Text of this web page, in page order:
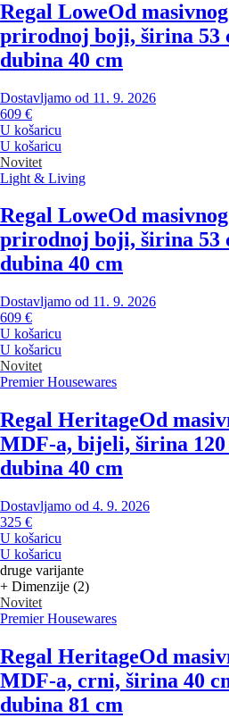
Regal LoweOd
prirodnoj boji, širina 53
dubina 40 cm
Dostavljamo od 11. 9. 2026
609 €
U košaricu
U košaricu
Novitet
Light & Living
Regal LoweOd
prirodnoj boji, širina 53
dubina 40 cm
Dostavljamo od 11. 9. 2026
609 €
U košaricu
U košaricu
Novitet
Premier Housewares
Regal HeritageOd
MDF-a, bijeli, širina 120
dubina 40 cm
Dostavljamo od 4. 9. 2026
325 €
U košaricu
U košaricu
druge varijante
+ Dimenzije (2)
Novitet
Premier Housewares
Regal HeritageOd
MDF-a, crni, širina 40
dubina 81 cm